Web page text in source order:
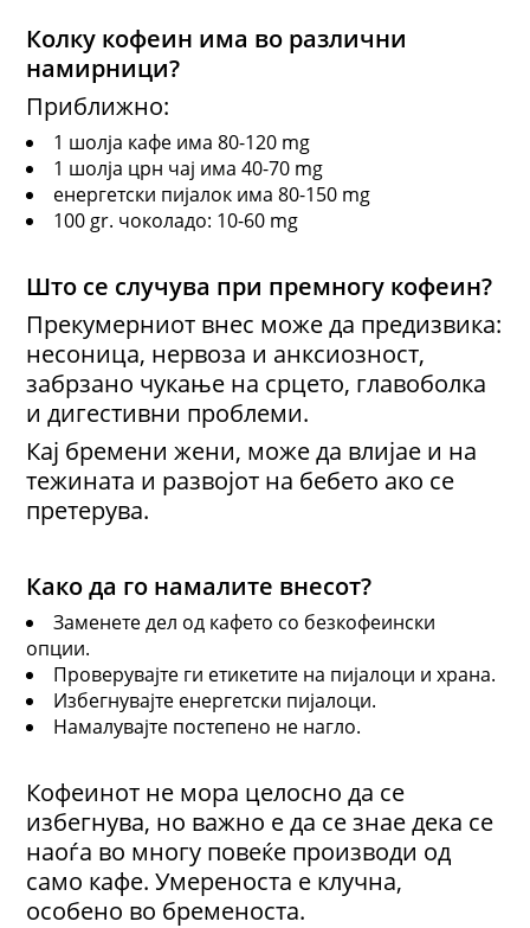
Колку кофеин има во различни
намирници?
Приближно:
1 шолја кафе има 80-120 mg
1 шолја црн чај има 40-70 mg
енергетски пијалок има 80-150 mg
100 gr. чоколадо: 10-60 mg
Што се случува при премногу кофеин?
Прекумерниот внес може да предизвика:
несоница, нервоза и анксиозност,
забрзано чукање на срцето, главоболка
и дигестивни проблеми.
Кај бремени жени, може да влијае и на
тежината и развојот на бебето ако се
претерува.
Како да го намалите внесот?
Заменете дел од кафето со безкофеински
опции.
Проверувајте ги етикетите на пијалоци и храна.
Избегнувајте енергетски пијалоци.
Намалувајте постепено не нагло.
Кофеинот не мора целосно да се
избегнува, но важно е да се знае дека се
наоѓа во многу повеќе производи од
само кафе. Умереноста е клучна,
особено во бременоста.